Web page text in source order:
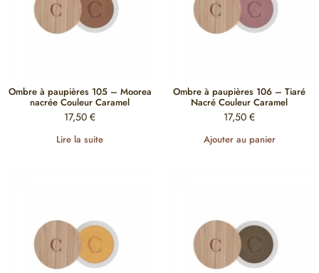
Ombre à paupières 105 – Moorea
nacrée Couleur Caramel
17,50 €
Lire la suite
Ombre à paupières 106 – Tiaré
Nacré Couleur Caramel
17,50 €
Ajouter au panier